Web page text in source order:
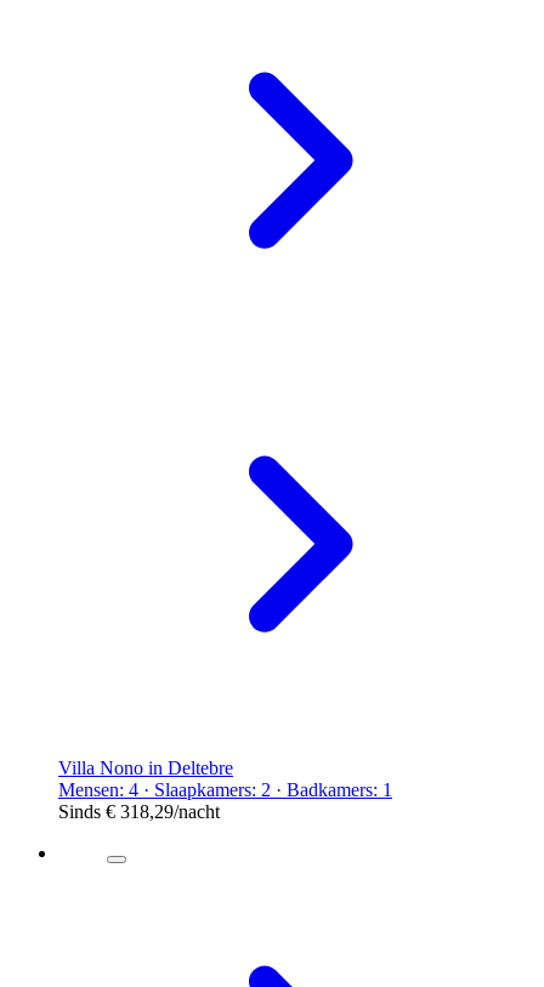
Villa Nono in Deltebre
Mensen: 4 · Slaapkamers: 2 · Badkamers: 1
Sinds € 318,29/nacht